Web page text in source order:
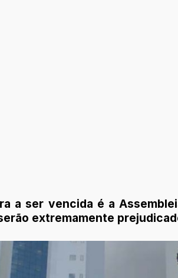
a ser vencida é a
extremamente